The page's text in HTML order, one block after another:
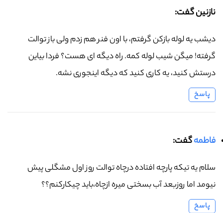
نازنین گفت:
دیشب یه لوله بازکن گرفتم، با اون فنر هم زدم ولی باز توالت
گرفته! میگن شیب لوله کمه. راه دیگه ای هست؟ فردا بیاین
درستش کنید، یه کاری کنید که دیگه اینجوری نشه.
پاسخ
فاطمهگفت:
سلام یه تیکه پارچه افتاده درچاه توالت روز اول مشگلی پیش
نیومد اما روزبعد آب بسختی میره ازچاه،باید چیکارکنم؟؟
پاسخ